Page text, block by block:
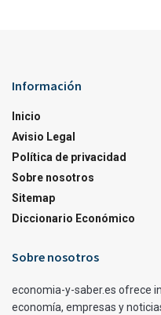
Información
Inicio
Avisio Legal
Política de privacidad
Sobre nosotros
Sitemap
Diccionario Económico
Sobre nosotros
economia-y-saber.es ofrece
economía, empresas y